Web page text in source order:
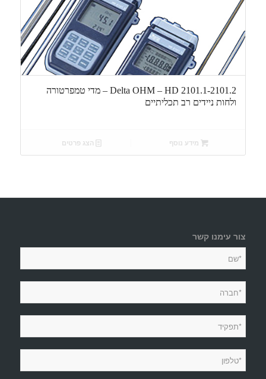
Delta OHM – HD 2101.1-2101.2 – מדי טמפרטורה
ולחות ניידים רב תכליתיים
מידע נוסף הצג פרטים
צור עימנו קשר